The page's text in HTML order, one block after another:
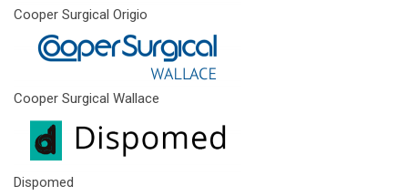
Cooper Surgical Origio
Cooper Surgical Wallace
Dispomed